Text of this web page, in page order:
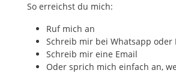
So erreichst du mich:
Ruf mich an
Schreib mir bei Whatsapp oder
Schreib mir eine Email
Oder sprich mich einfach an,